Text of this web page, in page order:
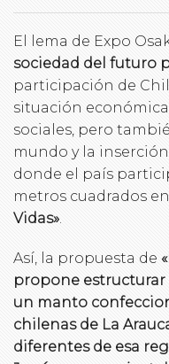
El lema de Expo
sociedad del futuro
participación de
situación
sociales, pero
mundo y la
donde el país
metros cuadrados
Vidas»
Así, la propuesta de
propone
un manto
chilenas de La
diferentes de esa